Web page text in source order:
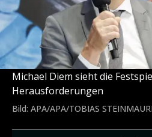
Michael Diem sieht die
Herausforderungen
Bild: APA/APA/TOBIAS